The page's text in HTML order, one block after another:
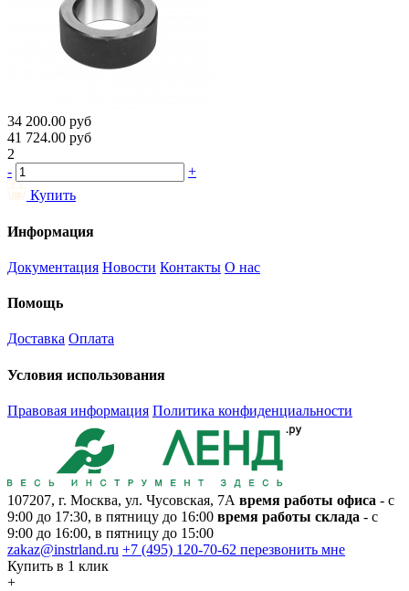
34 200.00 руб
41 724.00 руб
2
-
+
Купить
Информация
Документация Новости Контакты О нас
Помощь
Доставка Оплата
Условия использования
Правовая информация Политика конфиденциальности
107207, г. Москва, ул. Чусовская, 7А время работы офиса - с
9:00 до 17:30, в пятницу до 16:00 время работы склада - с
9:00 до 16:00, в пятницу до 15:00
zakaz@instrland.ru +7 (495) 120-70-62 перезвонить мне
Купить в 1 клик
+